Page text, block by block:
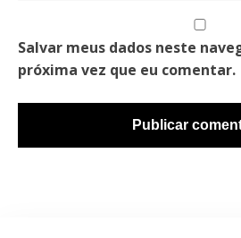
Salvar meus dados neste
próxima vez que eu comentar.